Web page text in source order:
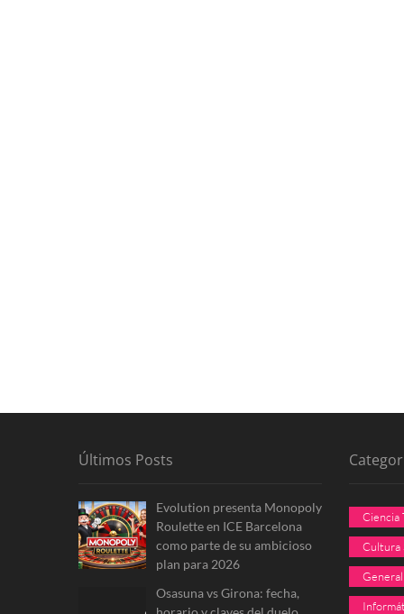
Últimos Posts
Evolution presenta Monopoly
Roulette en ICE Barcelona
como parte de su ambicioso
plan para 2026
Osasuna vs Girona: fecha,
Ciencia
Cultura
General